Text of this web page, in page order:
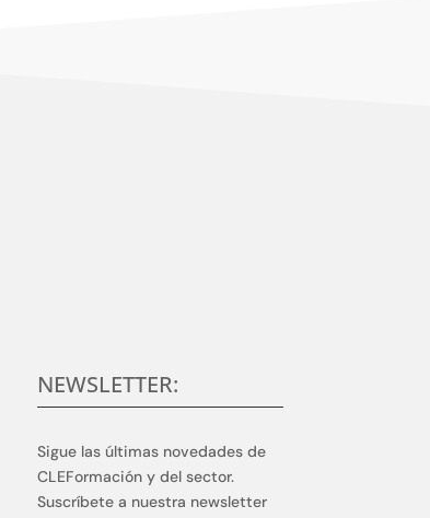
NEWSLETTER:
Sigue las últimas novedades de
CLEFormación y del sector.
Suscríbete a nuestra newsletter